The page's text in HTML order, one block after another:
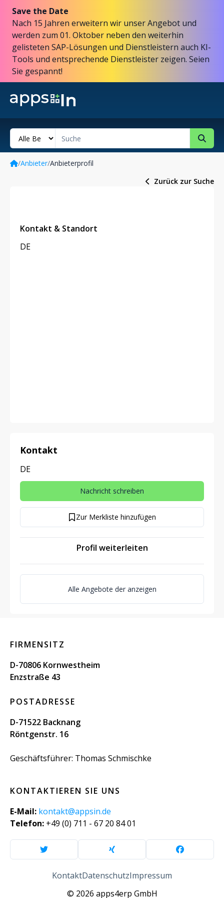
Save the Date
Nach 15 Jahren erweitern wir unser Angebot und
werden zum 01. Oktober neben den weiterhin
gelisteten SAP-Lösungen und Dienstleistern auch KI-
Tools und entsprechende Dienstleister zeigen. Seien
Sie gespannt!
/Anbieter/Anbieterprofil
Zurück zur Suche
Kontakt & Standort
DE
Kontakt
DE
Nachricht schreiben
Zur Merkliste hinzufügen
Profil weiterleiten
Alle Angebote der anzeigen
FIRMENSITZ
D-70806 Kornwestheim
Enzstraße 43
POSTADRESSE
D-71522 Backnang
Röntgenstr. 16
Geschäftsführer: Thomas Schmischke
KONTAKTIEREN SIE UNS
E-Mail: kontakt@appsin.de
Telefon: +49 (0) 711 - 67 20 84 01
KontaktDatenschutzImpressum
© 2026 apps4erp GmbH